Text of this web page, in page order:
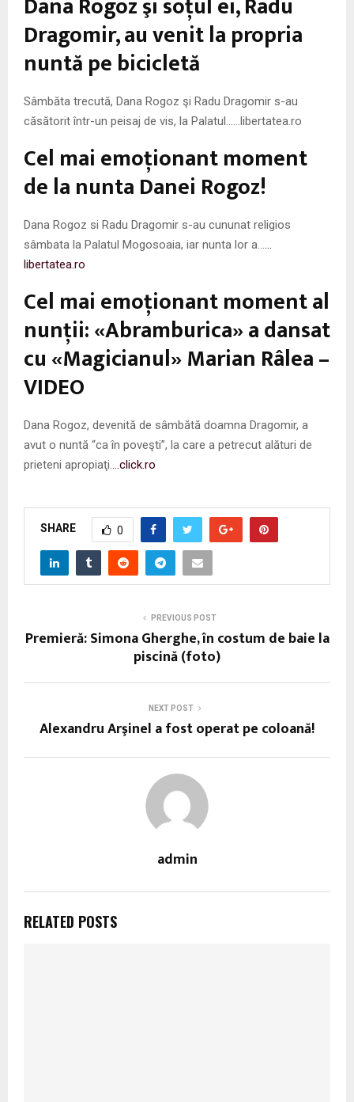
U
Dragomir, au venit la propria
nuntă pe bicicletă
Sâmbăta trecută, Dana Rogoz şi Radu Dragomir s-au
căsătorit într-un peisaj de vis, la Palatul……libertatea.ro
Cel mai emoţionant moment
de la nunta Danei Rogoz!
Dana Rogoz si Radu Dragomir s-au cununat religios
sâmbata la Palatul Mogosoaia, iar nunta lor a…
libertatea.ro
Cel mai emoţionant moment al
nunţii: «Abramburica» a dansat
cu «Magicianul» Marian Râlea –
VIDEO
Dana Rogoz, devenită de sâmbătă doamna Dragomir, a
avut o nuntă “ca în poveşti”, la care a petrecut alături de
prieteni apropiaţi.
…click.ro
SHARE 0
PREVIOUS POST
Premieră: Simona Gherghe, în costum de baie la
piscină (foto)
NEXT POST
Alexandru Arşinel a fost operat pe coloană!
admin
RELATED POSTS